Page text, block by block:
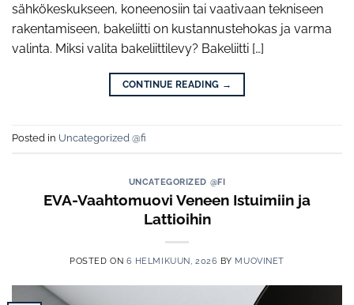
sähkökeskukseen, koneenosiin tai vaativaan tekniseen
rakentamiseen, bakeliitti on kustannustehokas ja varma
valinta. Miksi valita bakeliittilevy? Bakeliitti […]
CONTINUE READING →
Posted in Uncategorized @fi
UNCATEGORIZED @FI
EVA-Vaahtomuovi Veneen Istuimiin ja
Lattioihin
POSTED ON 6 HELMIKUUN, 2026 BY MUOVINET